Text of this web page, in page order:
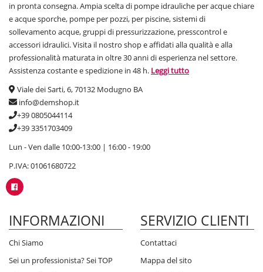
in pronta consegna. Ampia scelta di pompe idrauliche per acque chiare
e acque sporche, pompe per pozzi, per piscine, sistemi di
sollevamento acque, gruppi di pressurizzazione, presscontrol e
accessori idraulici. Visita il nostro shop e affidati alla qualità e alla
professionalità maturata in oltre 30 anni di esperienza nel settore.
Assistenza costante e spedizione in 48 h. Leggi tutto
Viale dei Sarti, 6, 70132 Modugno BA
info@demshop.it
+39 0805044114
+39 3351703409
Lun - Ven dalle 10:00-13:00 | 16:00 - 19:00
P.IVA: 01061680722
INFORMAZIONI
Chi Siamo
Sei un professionista? Sei TOP
SERVIZIO CLIENTI
Contattaci
Mappa del sito